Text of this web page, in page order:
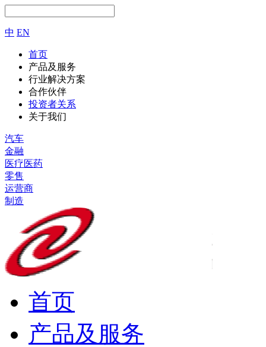
中 EN
首页
产品及服务
行业解决方案
合作伙伴
投资者关系
关于我们
汽车
金融
医疗医药
零售
运营商
制造
首页
产品及服务